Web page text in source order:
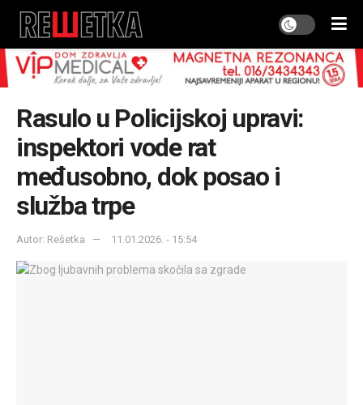
Rasulo u Policijskoj upravi:
inspektori vode rat
međusobno, dok posao i
služba trpe
Autor: Rešetka 11.01.2026. - 15:54